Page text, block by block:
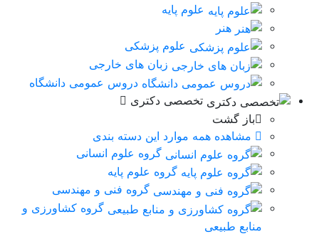
علوم پایه
هنر
علوم پزشکی
زبان های خارجی
دروس عمومی دانشگاه
تخصصی دکتری
باز گشت
مشاهده همه موارد این دسته بندی
گروه علوم انسانی
گروه علوم پایه
گروه فنی و مهندسی
گروه کشاورزی و
منابع طبیعی